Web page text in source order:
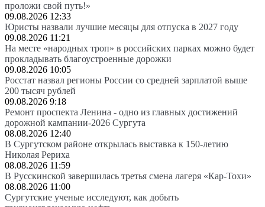
проложи свой путь!»
09.08.2026 12:33
Юристы назвали лучшие месяцы для отпуска в 2027 году
09.08.2026 11:21
На месте «народных троп» в российских парках можно будет
прокладывать благоустроенные дорожки
09.08.2026 10:05
Росстат назвал регионы России со средней зарплатой выше
200 тысяч рублей
09.08.2026 9:18
Ремонт проспекта Ленина - одно из главных достижений
дорожной кампании-2026 Сургута
08.08.2026 12:40
В Сургутском районе открылась выставка к 150-летию
Николая Рериха
08.08.2026 11:59
В Русскинской завершилась третья смена лагеря «Кар-Тохи»
08.08.2026 11:00
Сургутские ученые исследуют, как добыть